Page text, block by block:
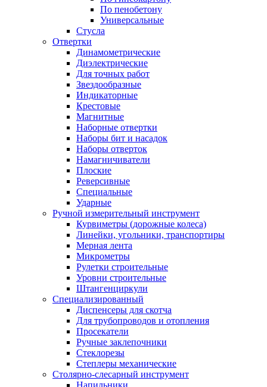
По пенобетону
Универсальные
Стусла
Отвертки
Динамометрические
Диэлектрические
Для точных работ
Звездообразные
Индикаторные
Крестовые
Магнитные
Наборные отвертки
Наборы бит и насадок
Наборы отверток
Намагничиватели
Плоские
Реверсивные
Специальные
Ударные
Ручной измерительный инструмент
Курвиметры (дорожные колеса)
Линейки, угольники, транспортиры
Мерная лента
Микрометры
Рулетки строительные
Уровни строительные
Штангенциркули
Специализированный
Диспенсеры для скотча
Для трубопроводов и отопления
Просекатели
Ручные заклепочники
Стеклорезы
Степлеры механические
Столярно-слесарный инструмент
Напильники